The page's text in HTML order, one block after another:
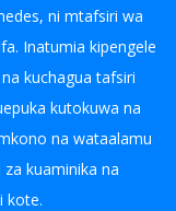
ni mtafsiri wa
Inatumia kipengele
kuchagua tafsiri
kutokuwa na
na wataalamu
kuaminika na
kote.